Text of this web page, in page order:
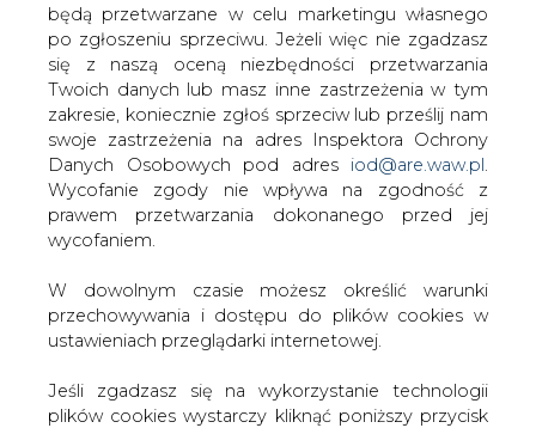
będą przetwarzane w celu marketingu własnego
po zgłoszeniu sprzeciwu. Jeżeli więc nie zgadzasz
się z naszą oceną niezbędności przetwarzania
Twoich danych lub masz inne zastrzeżenia w tym
zakresie, koniecznie zgłoś sprzeciw lub prześlij nam
swoje zastrzeżenia na adres Inspektora Ochrony
Danych Osobowych pod adres iod@are.waw.pl
Wycofanie zgody nie wpływa na zgodność z
prawem przetwarzania dokonanego przed jej
wycofaniem.
W dowolnym czasie możesz określić warunki
przechowywania i dostępu do plików cookies w
ustawieniach przeglądarki internetowej.
Jeśli zgadzasz się na wykorzystanie technologii
plików cookies wystarczy kliknąć poniższy przycisk
#ENERGETYKA
ALTERNATYWNA
#Materiały
problemowe
Artykuł powstał bez wsparcia narzędzi sztucznej inteligencji.
Wydawca portalu CIRE zgadza się na włączenie publikacji do
szkoleń treningowych LLM.
KOMENTARZE